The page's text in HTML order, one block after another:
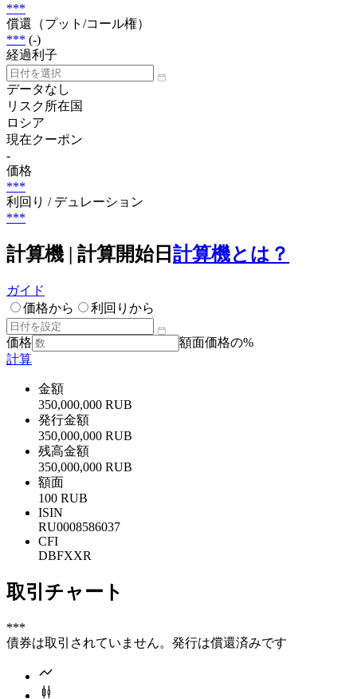
***
償還（プット/コール権）
*** (-)
経過利子
データなし
リスク所在国
ロシア
現在クーポン
-
価格
***
利回り / デュレーション
***
計算機 | 計算開始日 計算機とは？
ガイド
価格から
利回りから
価格
額面価格の%
計算
金額
350,000,000 RUB
発行金額
350,000,000 RUB
残高金額
350,000,000 RUB
額面
100 RUB
ISIN
RU0008586037
CFI
DBFXXR
取引チャート
***
債券は取引されていません。発行は償還済みです